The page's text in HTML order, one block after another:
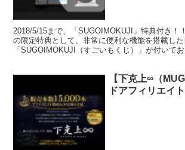
2018/5/15まで、「SUGOIMOKUJI」特典付き！
の限定特典として、非常に便利な機能を搭載した
「SUGOIMOKUJI（すごいもくじ）」が付いて
【下克上∞（
ドアフィリエイ